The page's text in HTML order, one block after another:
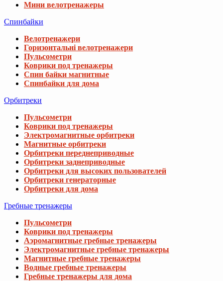
Мини велотренажеры
Спинбайки
Велотренажери
Горизонтальні велотренажери
Пульсометри
Коврики под тренажеры
Спин байки магнитные
Спинбайки для дома
Орбитреки
Пульсометри
Коврики под тренажеры
Электромагнитные орбитреки
Магнитные орбитреки
Орбитреки переднеприводные
Орбитреки заднеприводные
Орбитреки для высоких пользователей
Орбитреки генераторные
Орбитреки для дома
Гребные тренажеры
Пульсометри
Коврики под тренажеры
Аэромагнитные гребные тренажеры
Электромагнитные гребные тренажеры
Магнитные гребные тренажеры
Водные гребные тренажеры
Гребные тренажеры для дома